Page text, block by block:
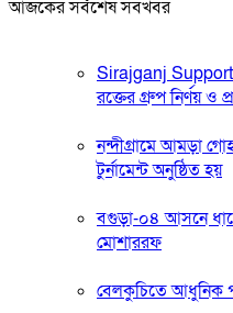
আজকের সর্বশেষ সবখবর
Sirajganj Support
রক্তের গ্রুপ নির্ণয় ও
নন্দীগ্রামে আমড়া
টুর্নামেন্ট অনুষ্ঠিত হয়
বগুড়া-০৪ আসনে
মোশাররফ
বেলকুচিতে আধুনিক